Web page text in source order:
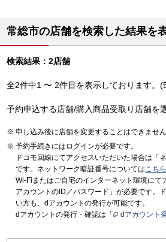
常総市の店舗を検索した結果を
検索結果：2店舗
全2件中1 〜 2件目を表示しております。
予約申込する店舗/購入商品受取り店舗を
申し込み後に店舗を変更することはできません
予約手続きにはログインが必要です。
ドコモ回線にてアクセスいただいた場合は「
です。ネットワーク暗証番号についてはこちら
Wi-Fiまたはご自宅のインターネット環境にて
アカウントのID／パスワード」が必要です。
い方も、dアカウントの発行が可能です。
dアカウントの発行・確認は「
dアカウント